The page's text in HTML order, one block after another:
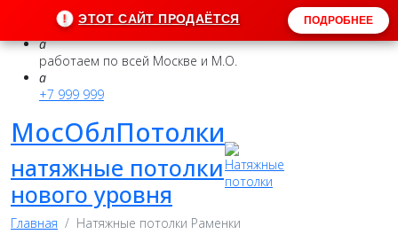
! ЭТОТ САЙТ ПРОДАЁТСЯ ПОДРОБНЕЕ
a
работаем по всей Москве и М.О.
a
+7 999 999
МосОблПотолки
натяжные потолки
нового уровня
Главная Натяжные потолки Раменки